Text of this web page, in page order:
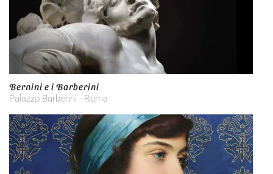
Bernini e i Barberini
Palazzo Barberini - Roma